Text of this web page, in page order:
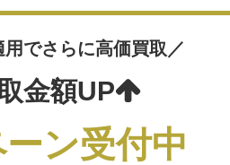
でさらに高価買取／
金額UP
ン受付中